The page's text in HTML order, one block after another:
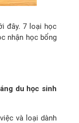
đây. 7 loại học
nhận học bổng
du học sinh
và loại dành